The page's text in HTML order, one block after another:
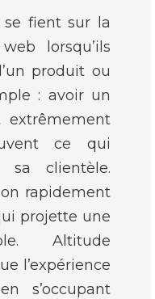
se fient sur la
lorsqu’ils
produit ou
: avoir un
extrêmement
ce qui
sa clientèle.
rapidement
projette une
Altitude
l’expérience
s’occupant